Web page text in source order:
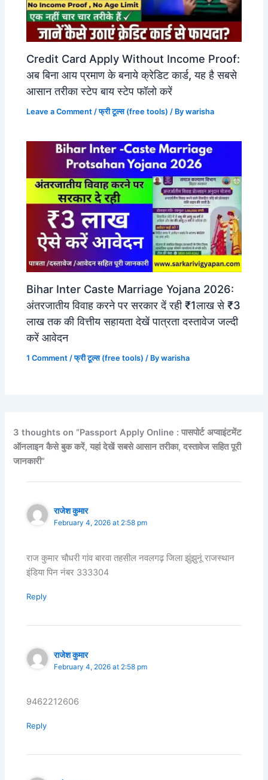
Credit Card Apply Without Income Proof:
अब बिना आय प्रमाण के बनाये क्रेडिट कार्ड, यह है सबसे
आसान तरीका स्टेप बाय स्टेप फॉलो करें
Leave a Comment /फ्री टूल्स (free tools) / Bywarisha
Bihar Inter Caste Marriage Yojana 2026:
अंतरजातीय विवाह करने पर सरकार दें रही ₹1लाख से ₹3
लाख तक की वित्तीय सहायता देखें पात्रता दस्तावेज जल्दी
करें आवेदन
1 Comment /फ्री टूल्स (free tools) / Bywarisha
3 thoughts on “Passport Apply Online : पासपोर्ट अप्वाइंटमेंट
ऑनलाइन कैसे बुक करें, यहां देखें सबसे आसान तरीका, दस्तावेज सहित पूरी
जानकारी”
राजेश कुमार
February 4, 2026 at 2:58 pm
राज कुमार चौधरी गांव बारवा तहसील नवलगढ़ जिला झुंझुनूं राजस्थान
इंडिया पिन नंबर 333304
Reply
राजेश कुमार
February 4, 2026 at 2:58 pm
9462212606
Reply